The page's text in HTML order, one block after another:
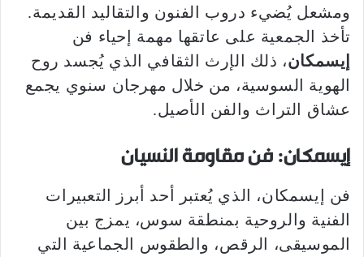
ومشعل يُضيء دروب الفنون والتقاليد القديمة.
تأخذ الجمعية على عاتقها مهمة إحياء فن
إيسمكان، ذلك الإرث الثقافي الذي يُجسد روح
الهوية السوسية، من خلال مهرجان سنوي يجمع
عشاق التراث والفن الأصيل.
إيسمكان: فن مقاومة النسيان
فن إيسمكان، الذي يُعتبر أحد أبرز التعبيرات
الفنية والروحية بمنطقة سوس، يمزج بين
الموسيقى، الرقص، والطقوس الجماعية التي